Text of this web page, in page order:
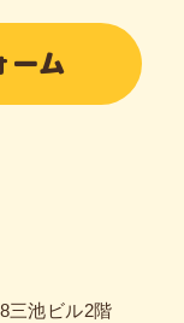
ーム
三池ビル2階